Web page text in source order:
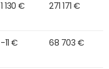
1 130 € 271 171 €
-11 € 68 703 €